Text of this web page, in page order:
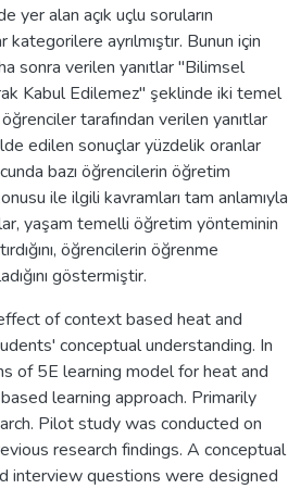
yer alan açık uçlu soruların
ayrılmıştır. Bunun için
sonra verilen yanıtlar "Bilimsel
Kabul Edilemez" şeklinde iki temel
tarafından verilen yanıtlar
edilen sonuçlar yüzdelik oranlar
bazı öğrencilerin öğretim
ile ilgili kavramları tam anlamıyla
yaşam temelli öğretim yönteminin
öğrencilerin öğrenme
göstermiştir.
of context based heat and
conceptual understanding. In
of 5E learning model for heat and
learning approach. Primarily
Pilot study was conducted on
research findings. A conceptual
interview questions were designed